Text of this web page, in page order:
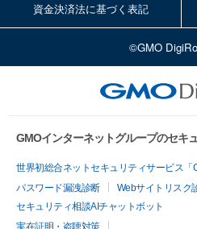
資金決済法に基づく表記
©GMO
GMOインターネットグループのセキ
世界初総合ネットセキュリティサービス「
パスワード漏洩診断
Webサイトリスク
セキュリティ相談AIチャットボット
実在証明・盗聴対策